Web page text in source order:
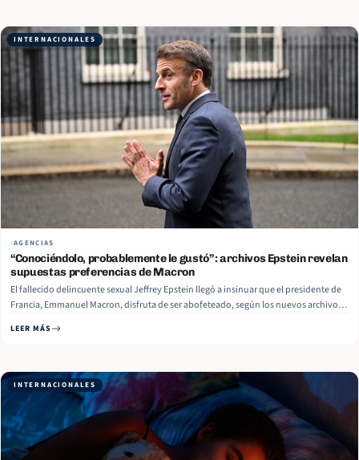
INTERNACIONALES
AGENCIAS
“Conociéndolo, probablemente le gustó”: archivos Epstein revelan
supuestas preferencias de Macron
El fallecido delincuente sexual Jeffrey Epstein llegó a insinuar que el presidente de
Francia, Emmanuel Macron, disfruta de ser abofeteado, según los nuevos archivos
Justicia de EE.UU. la semana pasada. “Mis alemanes dijeron que fue una… Read
LEER MÁS
INTERNACIONALES